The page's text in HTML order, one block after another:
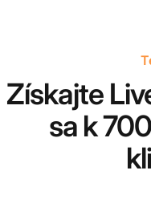
Získajte
sa k